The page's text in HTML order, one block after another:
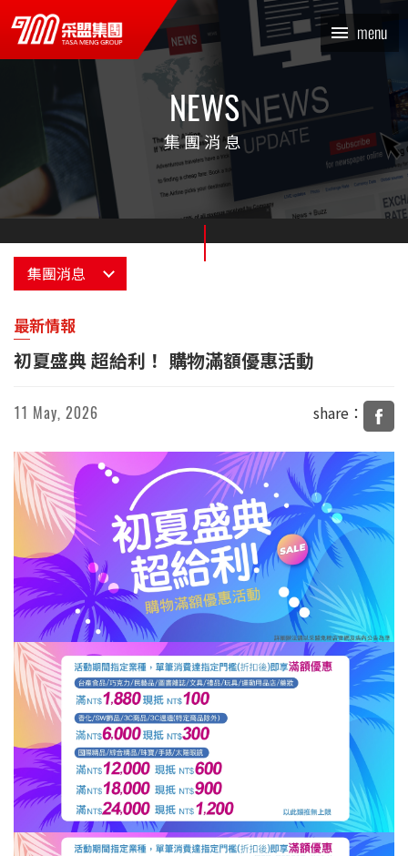
初夏盛典 超給利！ 購物滿額
優惠活動_最新情報_集團消
息 | TASA MENG 采盟集團
menu
NEWS
集團消息
集團消息
消息總覽
最新情報
采編專欄
新聞剪報
活動花絮
最新情報
初夏盛典 超給利！ 購物滿額優惠活動
11 May, 2026 share：